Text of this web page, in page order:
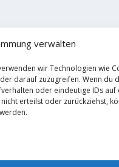
verwalten
wir Technologien wie
darauf zuzugreifen. Wenn du
oder eindeutige IDs
erteilst oder zurückziehst,